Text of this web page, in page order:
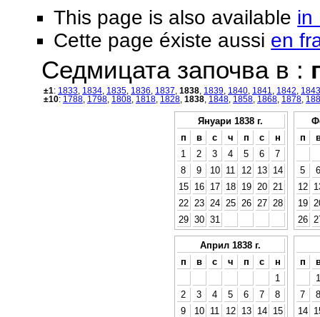
This page is also available in
Cette page éxiste aussi en
Седмицата започва в :
±1: 1833 1834 1835 1836 1837 1838 1839 1840 1841 1842
1843
±10: 1788 1798 1808 1818 1828 1838 1848 1858 1868 1878
Януари 1838 г.
п
в с ч п с
н
1
2 3 4 5 6
7
8
9 10 11 12 13
14
15
16 17 18 19 20
21
22
23 24 25 26 27
28
29 30 31
п
5
6
12
19
26
Април 1838 г.
п
в с ч п с
н
1
2
3 4 5 6 7
8
9
10 11 12 13 14
15
п
1
7
8
14